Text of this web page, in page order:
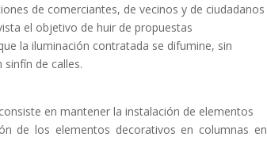
de comerciantes, de vecinos y de ciudadanos
el objetivo de huir de propuestas
la iluminación contratada se difumine, sin
de calles.
en mantener la instalación de elementos
de los elementos decorativos en columnas en